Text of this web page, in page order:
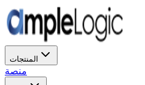
المنتجات
منصة